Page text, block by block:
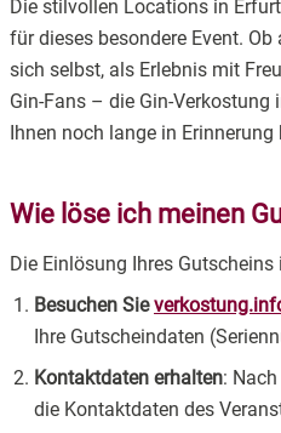
Die stilvollen Locations in
für dieses besondere Event.
sich selbst, als Erlebnis mit
Gin-Fans – die Gin-
Ihnen noch lange in Erinnerung
Wie löse ich meinen
Die Einlösung Ihres
Besuchen Sie
Ihre Gutscheindaten
Kontaktdaten erhalten:
die Kontaktdaten des